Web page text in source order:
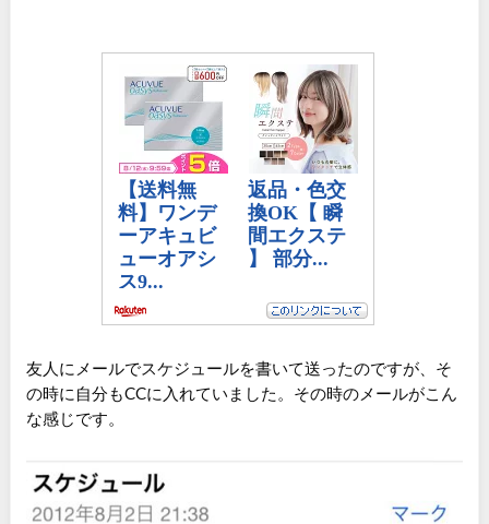
友人にメールでスケジュールを書いて送ったのですが、そ
の時に自分もCCに入れていました。その時のメールがこん
な感じです。